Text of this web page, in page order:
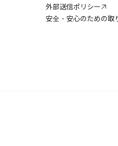
外部送信ポリシー
安全・安心のための取